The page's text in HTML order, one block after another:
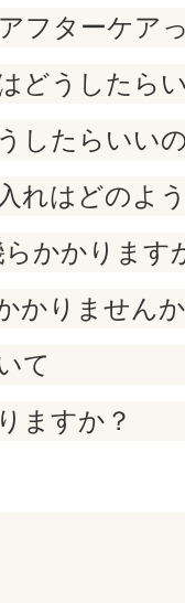
フターケア
どうしたら
したらいい
れはどのよ
かかります
かりませんか
て
ますか？